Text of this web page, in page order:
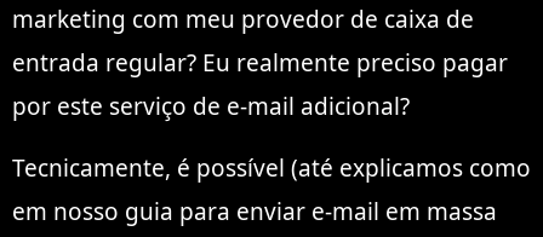
marketing com meu provedor de caixa de
entrada regular? Eu realmente preciso pagar
por este serviço de e-mail adicional?
Tecnicamente, é possível (até explicamos como
em nosso guia para enviar e-mail em massa